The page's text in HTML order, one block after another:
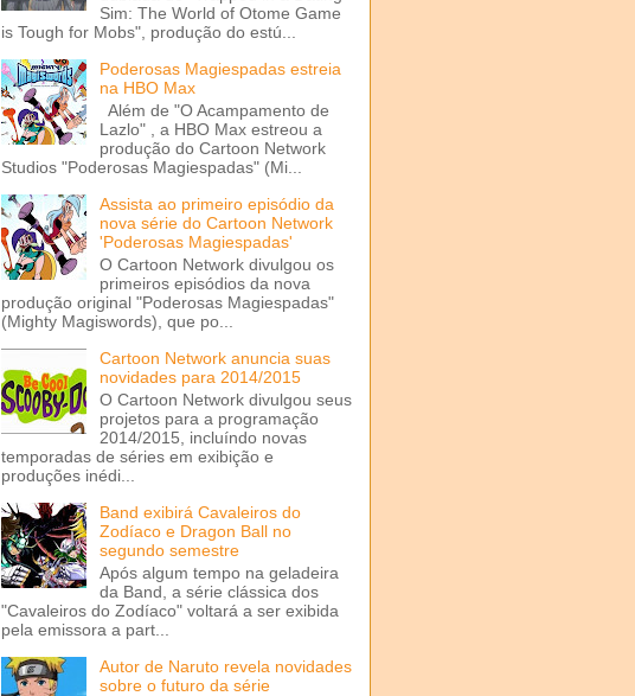
Sim: The World of Otome Game
is Tough for Mobs", produção do estú...
Poderosas Magiespadas estreia
na HBO Max
Além de "O Acampamento de
Lazlo" , a HBO Max estreou a
produção do Cartoon Network
Studios "Poderosas Magiespadas" (Mi...
Assista ao primeiro episódio da
nova série do Cartoon Network
'Poderosas Magiespadas'
O Cartoon Network divulgou os
primeiros episódios da nova
produção original "Poderosas Magiespadas"
(Mighty Magiswords), que po...
Cartoon Network anuncia suas
novidades para 2014/2015
O Cartoon Network divulgou seus
projetos para a programação
2014/2015, incluíndo novas
temporadas de séries em exibição e
produções inédi...
Band exibirá Cavaleiros do
Zodíaco e Dragon Ball no
segundo semestre
Após algum tempo na geladeira
da Band, a série clássica dos
"Cavaleiros do Zodíaco" voltará a ser exibida
pela emissora a part...
Autor de Naruto revela novidades
sobre o futuro da série